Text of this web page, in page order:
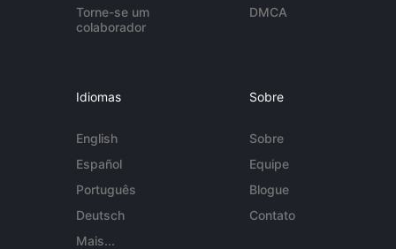
Torne-se um
colaborador
DMCA
Idiomas
English
Español
Português
Deutsch
Mais...
Sobre
Sobre
Equipe
Blogue
Contato